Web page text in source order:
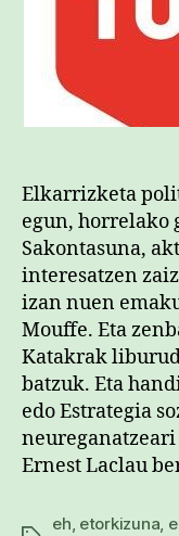
Elkarrizketa
egun, horrelako
Sakontasuna,
interesatzen
izan nuen
Mouffe. Eta
Katakrak
batzuk. Eta
edo Estrategia
Ernest Laclau
eh, etorkizuna,